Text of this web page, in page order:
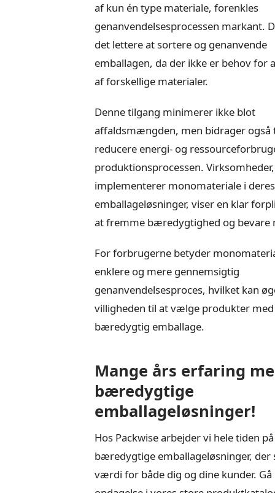
af kun én type materiale, forenkles
genanvendelsesprocessen markant.
det lettere at sortere og genanvende
emballagen, da der ikke er behov for
af forskellige materialer.
Denne tilgang minimerer ikke blot
affaldsmængden, men bidrager også
reducere energi- og
produktionsprocessen.
implementerer monomateriale i deres
emballageløsninger, viser en klar
at fremme bæredygtighed og bevare
For forbrugerne betyder
enklere og mere gennemsigtig
genanvendelsesproces, hvilket kan
villigheden til at vælge produkter med
bæredygtig emballage.
Mange års erfaring
bæredygtige
emballageløsninger!
Hos Packwise arbejder vi hele tiden
bæredygtige emballageløsninger, der
værdi for både dig og dine kunder. Gå